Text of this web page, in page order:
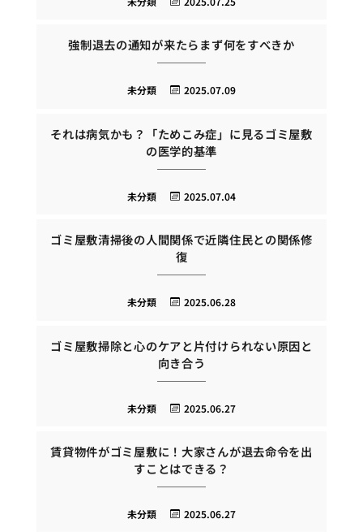
強制退去の通知が来たらまず何をすべきか
2025.07.09
未分類
それは病気かも？「ためこみ症」に見るゴミ屋敷
の医学的基準
2025.07.04
未分類
ゴミ屋敷清掃後の人間関係で近隣住民との関係修
復
2025.06.28
未分類
ゴミ屋敷掃除と心のケアと片付けられない原因と
向き合う
2025.06.27
未分類
賃貸物件がゴミ屋敷に！大家さんが退去命令を出
すことはできる？
2025.06.27
未分類